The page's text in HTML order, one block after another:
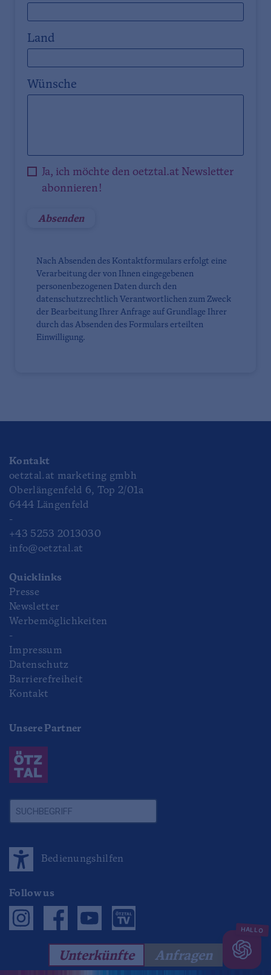
Land
Wünsche
Ja, ich möchte den oetztal.at Newsletter
abonnieren!
Nach Absenden des Kontaktformulars erfolgt eine
Verarbeitung der von Ihnen eingegebenen
personenbezogenen Daten durch den
datenschutzrechtlich Verantwortlichen zum Zweck
der Bearbeitung Ihrer Anfrage auf Grundlage Ihrer
durch das Absenden des Formulars erteilten
Einwilligung.
Kontakt
oetztal.at marketing gmbh
Oberlängenfeld 6, Top 2/01a
6444 Längenfeld
-
+43 5253 2013030
info@oetztal.at
Quicklinks
Presse
Newsletter
Werbemöglichkeiten
-
Impressum
Datenschutz
Barrierefreiheit
Kontakt
Unsere Partner
Bedienungshilfen
Follow us
Unterkünfte Anfragen